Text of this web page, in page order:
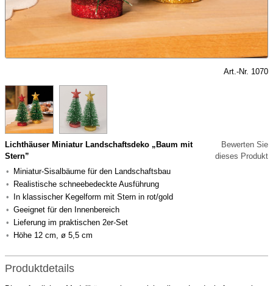
Art.-Nr. 1070
Lichthäuser Miniatur Landschaftsdeko „Baum mit
Stern”
Miniatur-Sisalbäume für den Landschaftsbau
Realistische schneebedeckte Ausführung
In klassischer Kegelform mit Stern in rot/gold
Geeignet für den Innenbereich
Lieferung im praktischen 2er-Set
Höhe 12 cm, ø 5,5 cm
Bewerten Sie
dieses Produkt
Produktdetails